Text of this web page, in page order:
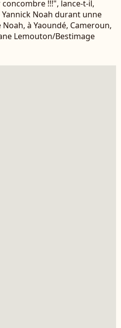
!!!", lance-t-il,
Noah durant unne
à Yaoundé, Cameroun,
Lemouton/Bestimage